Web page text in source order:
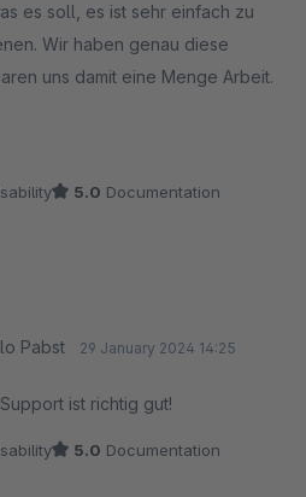
es soll, es ist sehr einfach zu
Wir haben genau diese
uns damit eine Menge Arbeit.
Tag korrigiert bzw.
5.0 Documentation
Pabst 29 January 2024 14:25
ist richtig gut!
5.0 Documentation